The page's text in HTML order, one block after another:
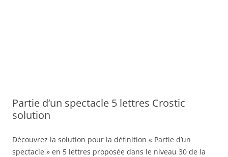
Partie d’un spectacle 5 lettres Crostic
solution
Découvrez la solution pour la définition « Partie d’un
spectacle » en 5 lettres proposée dans le niveau 30 de la